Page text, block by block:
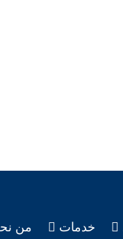
خدمات من